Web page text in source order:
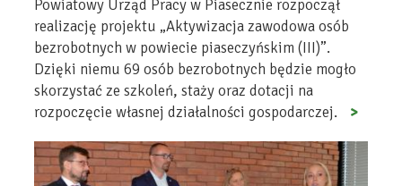
Powiatowy Urząd Pracy w Piasecznie rozpoczął
realizację projektu „Aktywizacja zawodowa osób
bezrobotnych w powiecie piaseczyńskim (III)”.
Dzięki niemu 69 osób bezrobotnych będzie mogło
skorzystać ze szkoleń, staży oraz dotacji na
rozpoczęcie własnej działalności gospodarczej.